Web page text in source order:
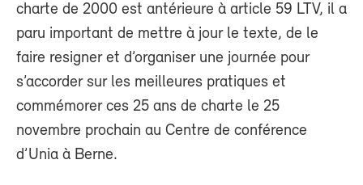
charte de 2000 est antérieure à article 59 LTV, il a
paru important de mettre à jour le texte, de le
faire resigner et d’organiser une journée pour
s’accorder sur les meilleures pratiques et
commémorer ces 25 ans de charte le 25
novembre prochain au Centre de conférence
d’Unia à Berne.